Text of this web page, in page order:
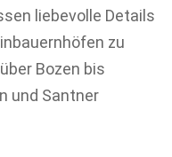
liebevolle Details
zu
Bozen bis
und Santner